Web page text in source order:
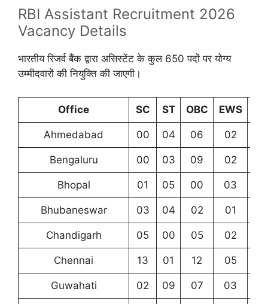
RBI Assistant Recruitment 2026
Vacancy Details
भारतीय रिजर्व बैंक द्वारा असिस्टेंट के कुल 650 पदों पर योग्य
उम्मीदवारों की नियुक्ति की जाएगी।
Office SC ST OBC EWS
Ahmedabad 00 04 06 02
Bengaluru 00 03 09 02
Bhopal 01 05 00 03
Bhubaneswar 03 04 02 01
Chandigarh 05 00 05 02
Chennai 13 01 12 05
Guwahati 02 09 07 03